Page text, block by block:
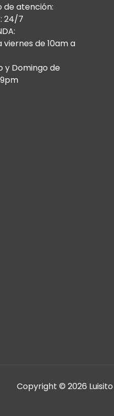
de atención:
24/7
viernes de 10am a
y Domingo de
Copyright © 2026 Luisito